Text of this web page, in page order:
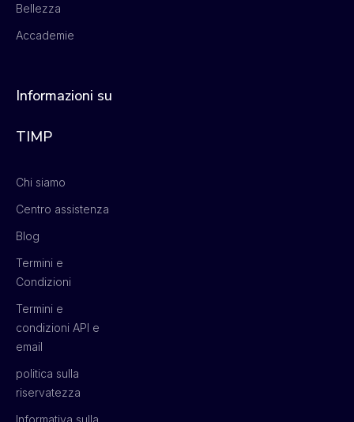
Bellezza
Accademie
Informazioni su
TIMP
Chi siamo
Centro assistenza
Blog
Termini e
Condizioni
Termini e
condizioni API e
email
politica sulla
riservatezza
Informativa sulla